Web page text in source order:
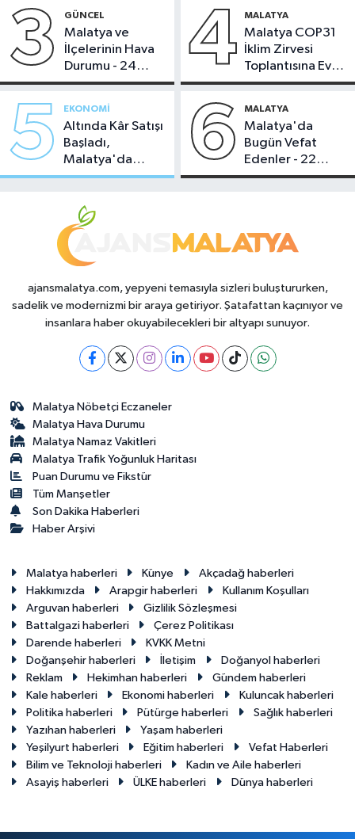
3 GÜNCEL
Malatya ve
İlçelerinin Hava
Durumu - 24
Temmuz 2026
4 MALATYA
Malatya COP31
İklim Zirvesi
Toplantısına Ev
Sahipliği Yaptı
5 EKONOMI
Altında Kâr Satışı
Başladı,
Malatya'da
Makas Ne
6 MALATYA
Malatya'da
Bugün Vefat
Edenler - 22
Temmuz 2026
ajansmalatya.com, yepyeni temasıyla sizleri buluştururken,
sadelik ve modernizmi bir araya getiriyor. Şatafattan kaçınıyor ve
insanlara haber okuyabilecekleri bir altyapı sunuyor.
Malatya Nöbetçi Eczaneler
Malatya Hava Durumu
Malatya Namaz Vakitleri
Malatya Trafik Yoğunluk Haritası
Puan Durumu ve Fikstür
Tüm Manşetler
Son Dakika Haberleri
Haber Arşivi
Malatya haberleri Künye
Akçadağ haberleri
Hakkımızda
Arapgir haberleri
Kullanım Koşulları
Arguvan haberleri
Gizlilik Sözleşmesi
Battalgazi haberleri
Çerez Politikası
Darende haberleri
KVKK Metni
Doğanşehir haberleri
İletişim
Doğanyol haberleri
Reklam
Hekimhan haberleri
Gündem haberleri
Kale haberleri
Ekonomi haberleri
Kuluncak haberleri
Politika haberleri
Pütürge haberleri
Sağlık haberleri
Yazıhan haberleri
Yaşam haberleri
Yeşilyurt haberleri
Eğitim haberleri
Vefat Haberleri
Bilim ve Teknoloji haberleri
Kadın ve Aile haberleri
Asayiş haberleri
ÜLKE haberleri Dünya haberleri